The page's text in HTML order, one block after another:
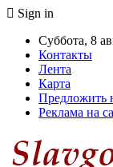
Sign in
Суббота, 8
Контакты
Лента
Карта
Предложить
Реклама на